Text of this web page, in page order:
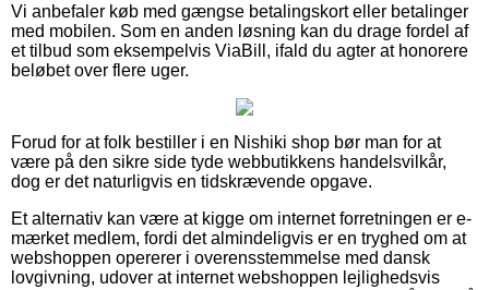
Vi anbefaler køb med gængse betalingskort eller betalinger
med mobilen. Som en anden løsning kan du drage fordel af
et tilbud som eksempelvis ViaBill, ifald du agter at honorere
beløbet over flere uger.
Forud for at folk bestiller i en Nishiki shop bør man for at
være på den sikre side tyde webbutikkens handelsvilkår,
dog er det naturligvis en tidskrævende opgave.
Et alternativ kan være at kigge om internet forretningen er e-
mærket medlem, fordi det almindeligvis er en tryghed om at
webshoppen opererer i overensstemmelse med dansk
lovgivning, udover at internet webshoppen lejlighedsvis